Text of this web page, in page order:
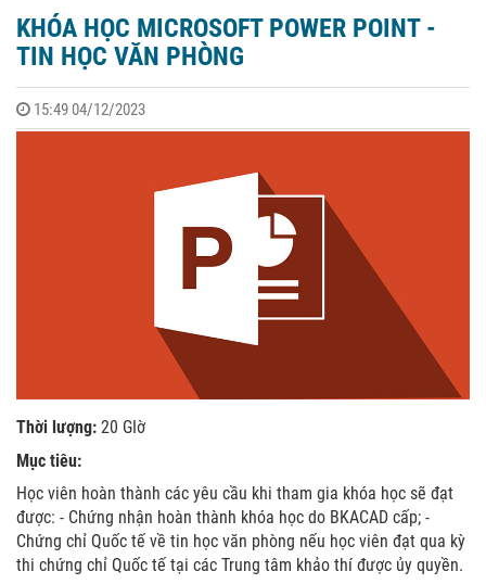
KHÓA HỌC MICROSOFT POWER POINT -
TIN HỌC VĂN PHÒNG
15:49 04/12/2023
Thời lượng: 20 GIờ
Mục tiêu:
Học viên hoàn thành các yêu cầu khi tham gia khóa học sẽ đạt
được: - Chứng nhận hoàn thành khóa học do BKACAD cấp; -
Chứng chỉ Quốc tế về tin học văn phòng nếu học viên đạt qua kỳ
thi chứng chỉ Quốc tế tại các Trung tâm khảo thí được ủy quyền.